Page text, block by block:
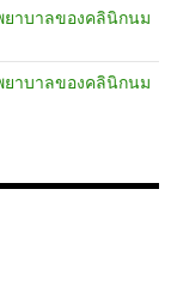
าบาลของคลินิกนม
าบาลของคลินิกนม